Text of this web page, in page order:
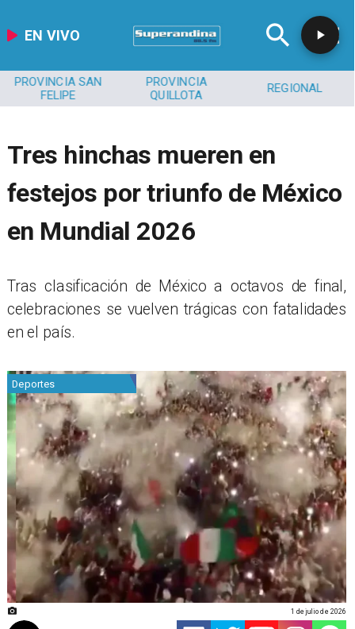
EN VIVO
PROVINCIA SAN
FELIPE
PROVINCIA
QUILLOTA
REGIONAL
Tres hinchas mueren en
festejos por triunfo de México
en Mundial 2026
Tras clasificación de México a octavos de final,
celebraciones se vuelven trágicas con fatalidades
en el país.
Deportes
1 de julio de 2026